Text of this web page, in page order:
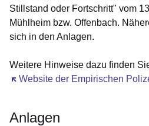
Stillstand oder Fortschritt" vom
Mühlheim bzw. Offenbach.
sich in den Anlagen.
Weitere Hinweise dazu finden
Website der Empirischen
Öffnet sich in einem neuen
Anlagen